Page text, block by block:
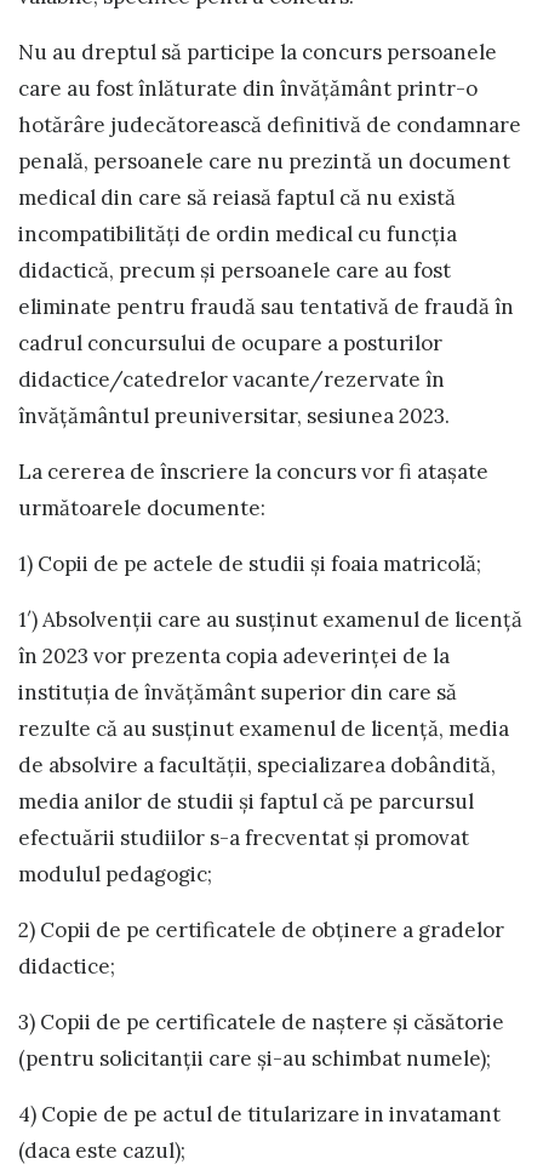
Nu au dreptul să participe la concurs persoanele
care au fost înlăturate din învăţământ printr-o
hotărâre judecătorească definitivă de condamnare
penală, persoanele care nu prezintă un document
medical din care să reiasă faptul că nu există
incompatibilităţi de ordin medical cu funcţia
didactică, precum şi persoanele care au fost
eliminate pentru fraudă sau tentativă de fraudă în
cadrul concursului de ocupare a posturilor
didactice/catedrelor vacante/rezervate în
învăţământul preuniversitar, sesiunea 2023.
La cererea de înscriere la concurs vor fi atașate
următoarele documente:
1) Copii de pe actele de studii și foaia matricolă;
1′) Absolvenţii care au susţinut examenul de licenţă
în 2023 vor prezenta copia adeverinţei de la
instituţia de învăţământ superior din care să
rezulte că au susţinut examenul de licenţă, media
de absolvire a facultăţii, specializarea dobândită,
media anilor de studii şi faptul că pe parcursul
efectuării studiilor s-a frecventat şi promovat
modulul pedagogic;
2) Copii de pe certificatele de obţinere a gradelor
didactice;
3) Copii de pe certificatele de naştere şi căsătorie
(pentru solicitanţii care şi-au schimbat numele);
4) Copie de pe actul de titularizare in invatamant
(daca este cazul);